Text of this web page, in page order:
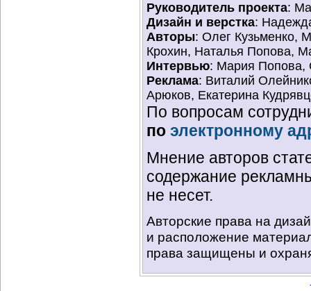
Руководитель проекта:
Дизайн и верстка:
Авторы: Олег Кузьменко,
Крохин, Наталья Попова,
Интервью: Мария Попова,
Реклама: Виталий
Арюков, Екатерина
По вопросам
по электронному
Мнение авторов
содержание
не несет.
Авторские права на
и расположение
права защищены и